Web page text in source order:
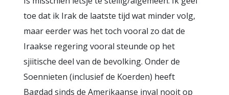
toe dat ik Irak de laatste tijd wat minder volg,
maar eerder was het toch vooral zo dat de
Iraakse regering vooral steunde op het
sjiitische deel van de bevolking. Onder de
Soennieten (inclusief de Koerden) heeft
Bagdad sinds de Amerikaanse inval nooit op